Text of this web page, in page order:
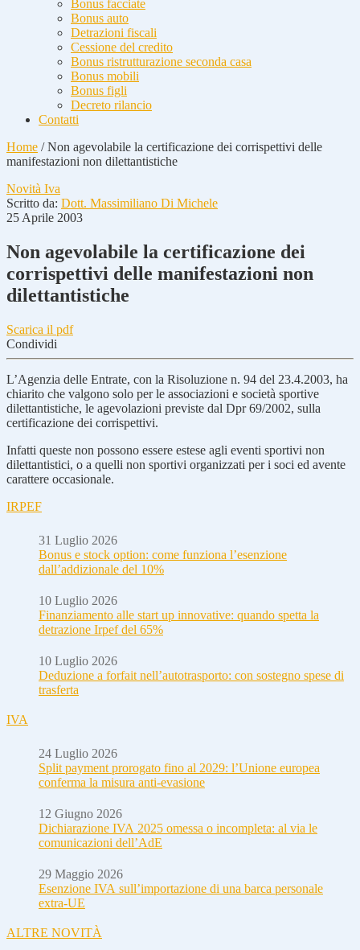
Bonus facciate
Bonus auto
Detrazioni fiscali
Cessione del credito
Bonus ristrutturazione seconda casa
Bonus mobili
Bonus figli
Decreto rilancio
Contatti
Home /Non agevolabile la certificazione dei corrispettivi delle
manifestazioni non dilettantistiche
Novità Iva
Scritto da: Dott. Massimiliano Di Michele
25 Aprile 2003
Non agevolabile la certificazione dei
corrispettivi delle manifestazioni non
dilettantistiche
Scarica il pdf
Condividi
L’Agenzia delle Entrate, con la Risoluzione n. 94 del 23.4.2003, ha
chiarito che valgono solo per le associazioni e società sportive
dilettantistiche, le agevolazioni previste dal Dpr 69/2002, sulla
certificazione dei corrispettivi.
Infatti queste non possono essere estese agli eventi sportivi non
dilettantistici, o a quelli non sportivi organizzati per i soci ed avente
carattere occasionale.
IRPEF
31 Luglio 2026
Bonus e stock option: come funziona l’esenzione
dall’addizionale del 10%
10 Luglio 2026
Finanziamento alle start up innovative: quando spetta la
detrazione Irpef del 65%
10 Luglio 2026
Deduzione a forfait nell’autotrasporto: con sostegno spese di
trasferta
IVA
24 Luglio 2026
Split payment prorogato fino al 2029: l’Unione europea
conferma la misura anti-evasione
12 Giugno 2026
Dichiarazione IVA 2025 omessa o incompleta: al via le
comunicazioni dell’AdE
29 Maggio 2026
Esenzione IVA sull’importazione di una barca personale
extra-UE
ALTRE NOVITÀ